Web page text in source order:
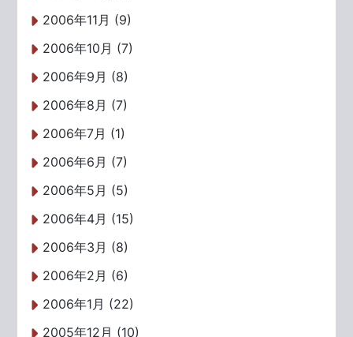
2006年11月 (9)
2006年10月 (7)
2006年9月 (8)
2006年8月 (7)
2006年7月 (1)
2006年6月 (7)
2006年5月 (5)
2006年4月 (15)
2006年3月 (8)
2006年2月 (6)
2006年1月 (22)
2005年12月 (10)